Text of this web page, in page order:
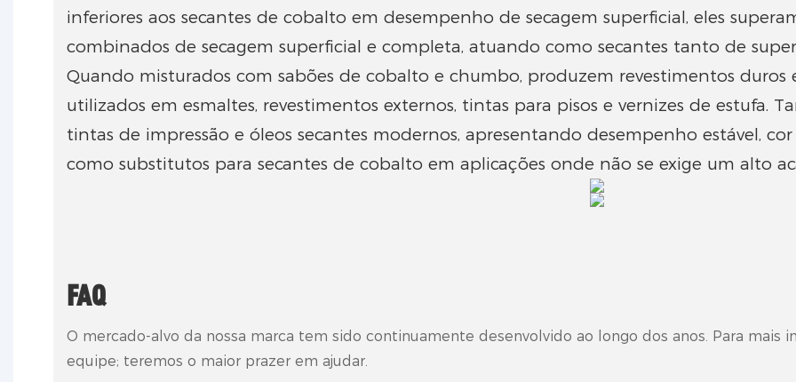
inferiores aos secantes de cobalto em desempenho de secagem superficial, eles
combinados de secagem superficial e completa, atuando como secantes tanto de
Quando misturados com sabões de cobalto e chumbo, produzem revestimentos duros
utilizados em esmaltes, revestimentos externos, tintas para pisos e vernizes de estufa.
tintas de impressão e óleos secantes modernos, apresentando desempenho estável,
como substitutos para secantes de cobalto em aplicações onde não se exige um alto
FAQ
O mercado-alvo da nossa marca tem sido continuamente desenvolvido ao longo dos anos. Para mais
equipe; teremos o maior prazer em ajudar.